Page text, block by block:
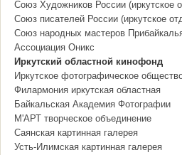
Союз Художников России (иркутское
Союз писателей России (иркутское
Союз народных мастеров
Ассоциация Оникс
Иркутский областной кинофонд
Иркутское фотографическое
Филармония иркутская областная
Байкальская Академия Фотографии
М'АРТ творческое объединение
Саянская картинная галерея
Усть-Илимская картинная галерея